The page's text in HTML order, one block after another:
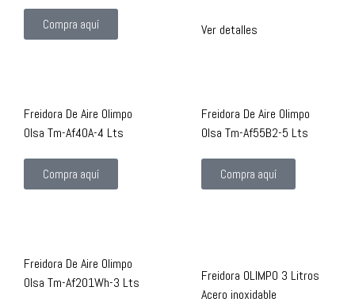
Compra aquí Ver detalles
Freidora De Aire Olimpo
Olsa Tm-Af40A-4 Lts
Compra aquí
Freidora De Aire Olimpo
Olsa Tm-Af55B2-5 Lts
Compra aquí
Freidora De Aire Olimpo
Olsa Tm-Af201Wh-3 Lts
Freidora OLIMPO 3 Litros
Acero inoxidable